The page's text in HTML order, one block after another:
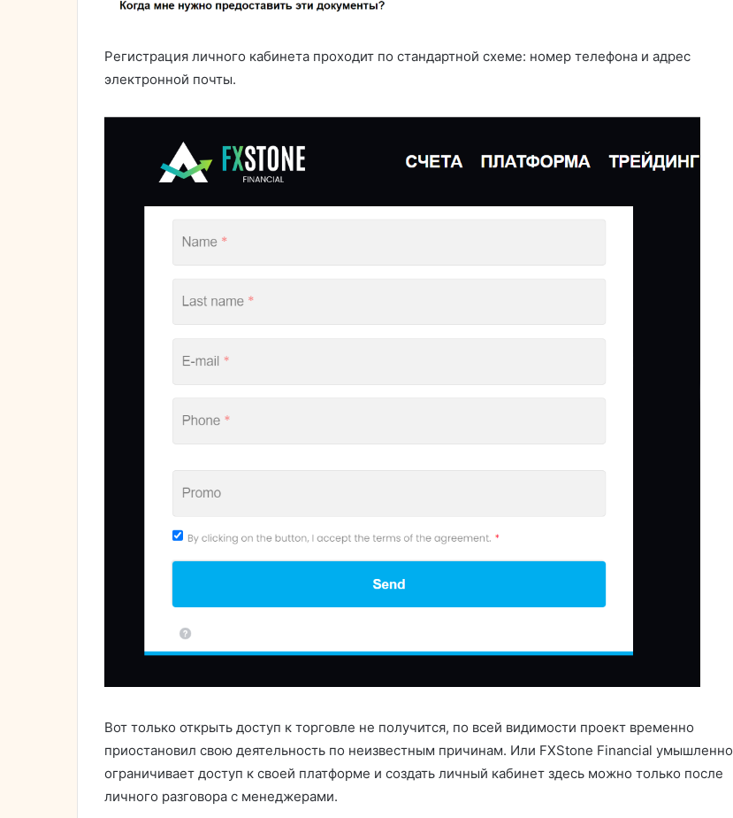
Регистрация личного кабинета проходит по стандартной схеме: номер телефона и адрес
электронной почты.
Вот только открыть доступ к торговле не получится, по всей видимости проект временно
приостановил свою деятельность по неизвестным причинам. Или FXStone Financial умышленно
ограничивает доступ к своей платформе и создать личный кабинет здесь можно только после
личного разговора с менеджерами.